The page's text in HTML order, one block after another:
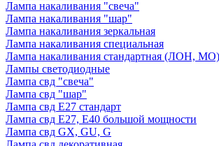
Лампа накаливания "свеча"
Лампа накаливания "шар"
Лампа накаливания зеркальная
Лампа накаливания специальная
Лампа накаливания стандартная (ЛОН, МО)
Лампы светодиодные
Лампа свд "свеча"
Лампа свд "шар"
Лампа свд E27 стандарт
Лампа свд E27, Е40 большой мощности
Лампа свд GX, GU, G